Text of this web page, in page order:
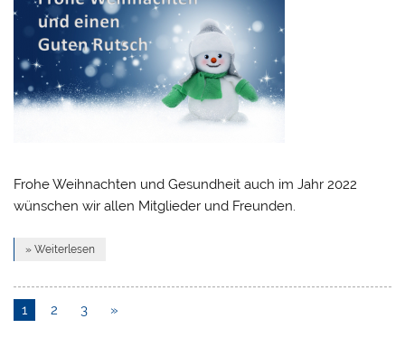
Frohe Weihnachten und Gesundheit auch im Jahr 2022
wünschen wir allen Mitglieder und Freunden.
» Weiterlesen
1 2 3 »